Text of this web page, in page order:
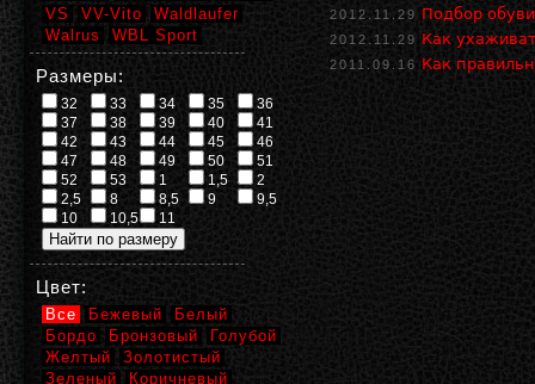
2012.11.29 Подбор обуви
2012.11.29 Как
2011.09.16 Как
VS
VV-Vito
Waldlaufer
Walrus
WBL Sport
Размеры:
32 33 34 35
36
37
38 39 40
41
42
43 44 45
46
47
48 49 50
51
52
53 1 1,5
2
2,5
8 8,5 9
9,5
10
10,5 11
Цвет:
Все Бежевый
Белый
Бордо
Бронзовый
Голубой
Желтый
Золотистый
Зеленый
Коричневый